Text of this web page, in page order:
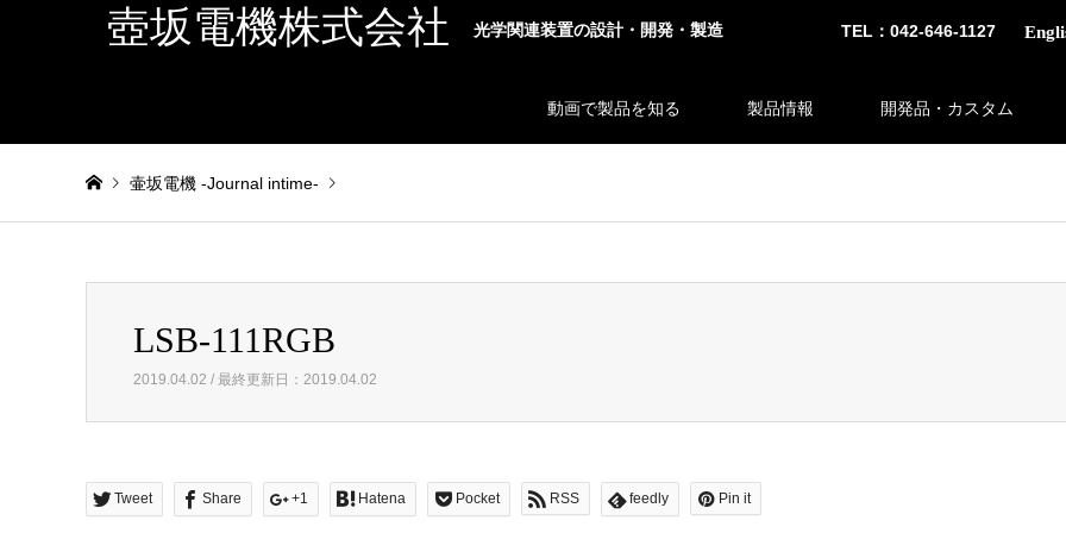
壺坂電機株式会社 光学関連装置の設計・開発・製造 TEL：042-646-1127
動画で製品を知る 製品情報 開発品・カスタム
壷坂電機 -Journal intime-
LSB-111RGB
LSB-111RGB
2019.04.02 / 最終更新日：2019.04.02
Tweet Share +1 Hatena Pocket RSS feedly Pin it